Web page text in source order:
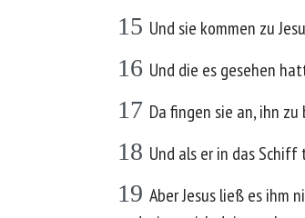
15 Und sie kommen zu
16 Und die es gesehen
17 Da fingen sie an, ihn
18 Und als er in das
19 Aber Jesus ließ es ihm